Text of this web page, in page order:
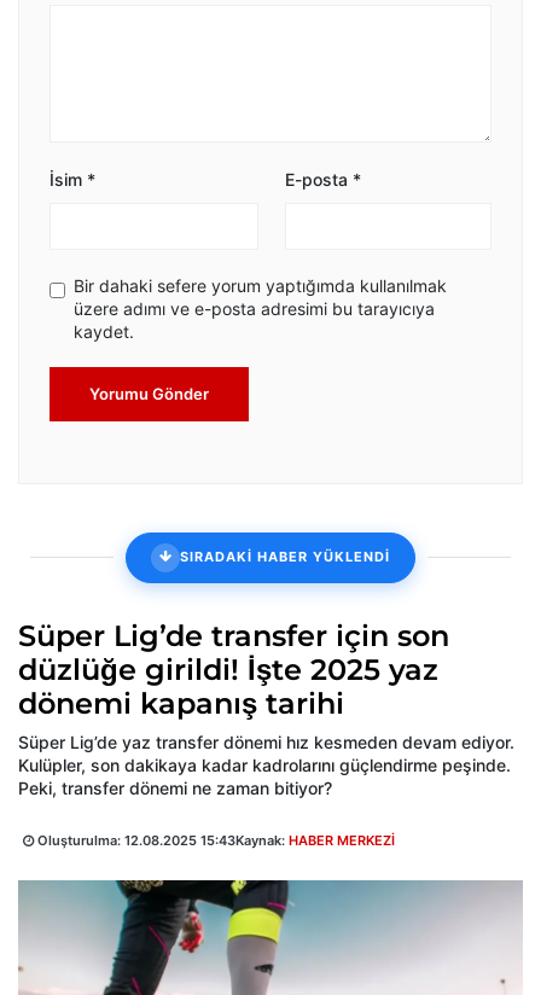
İsim * E-posta *
Bir dahaki sefere yorum yaptığımda kullanılmak
üzere adımı ve e-posta adresimi bu tarayıcıya
kaydet.
Yorumu Gönder
SIRADAKİ HABER YÜKLENDİ
Süper Lig’de transfer için son
düzlüğe girildi! İşte 2025 yaz
dönemi kapanış tarihi
Süper Lig’de yaz transfer dönemi hız kesmeden devam ediyor.
Kulüpler, son dakikaya kadar kadrolarını güçlendirme peşinde.
Peki, transfer dönemi ne zaman bitiyor?
Oluşturulma: 12.08.2025 15:43Kaynak: HABER MERKEZİ